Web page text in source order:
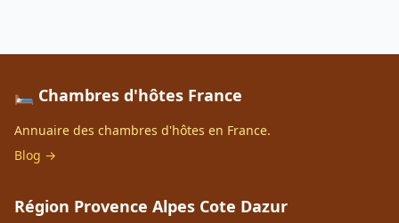
🛏️ Chambres d'hôtes France
Annuaire des chambres d'hôtes en France.
Blog →
Région Provence Alpes Cote Dazur